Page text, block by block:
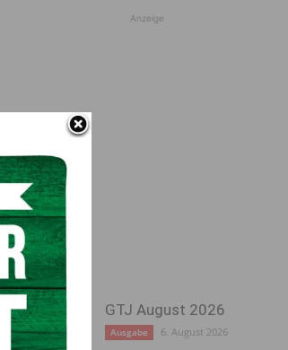
Anzeige
GTJ August 2026
Ausgabe 6. August 2026